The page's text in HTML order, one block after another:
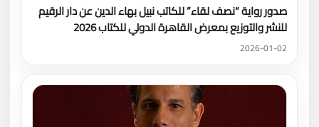
صدور رواية “نصف لقاء” للكاتب نبيل بهاء الدين عن دار الرقيم
للنشر والتوزيع بمعرض القاهرة الدولي للكتاب 2026
2026-01-02